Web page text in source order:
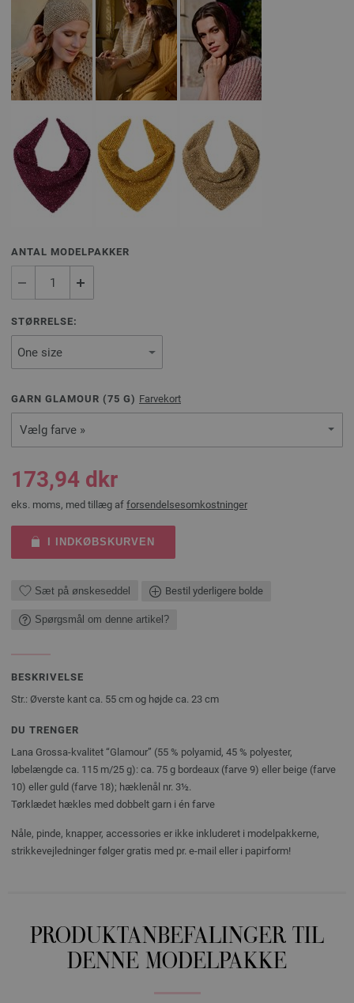
ANTAL MODELPAKKER
STØRRELSE:
GARN GLAMOUR (75 G) Farvekort
Vælg farve »
173,94 dkr
eks. moms, med tillæg af forsendelsesomkostninger
I INDKØBSKURVEN
Sæt på ønskeseddel Bestil yderligere bolde
Spørgsmål om denne artikel?
BESKRIVELSE
Str.: Øverste kant ca. 55 cm og højde ca. 23 cm
DU TRENGER
Lana Grossa-kvalitet “Glamour” (55 % polyamid, 45 % polyester,
løbelængde ca. 115 m/25 g): ca. 75 g bordeaux (farve 9) eller beige (farve
10) eller guld (farve 18); hæklenål nr. 3½.
Tørklædet hækles med dobbelt garn i én farve
Nåle, pinde, knapper, accessories er ikke inkluderet i modelpakkerne,
strikkevejledninger følger gratis med pr. e-mail eller i papirform!
PRODUKTANBEFALINGER TIL
DENNE MODELPAKKE